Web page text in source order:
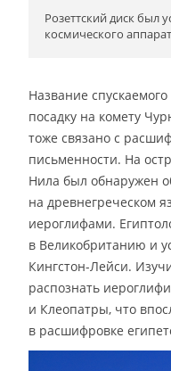
Розеттский диск был
космического
Название
посадку на комету
тоже связано с
письменности. На
Нила был обнаружен
на древнегреческом
иероглифами.
в Великобританию и
Кингстон-Лейси.
распознать
и Клеопатры, что
в расшифровке